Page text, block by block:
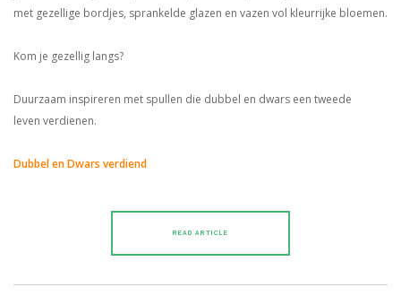
met gezellige bordjes, sprankelde glazen en vazen vol kleurrijke bloemen.
Kom je gezellig langs?
Duurzaam inspireren met spullen die dubbel en dwars een tweede
leven verdienen.
Dubbel en Dwars verdiend
READ ARTICLE